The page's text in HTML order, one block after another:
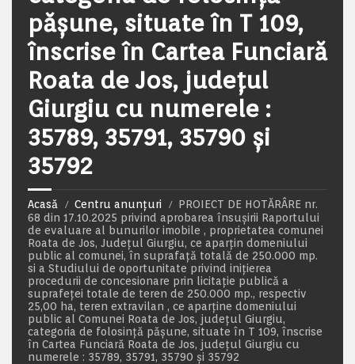
pășune, situate în T 109,
înscrise în Cartea Funciară
Roata de Jos, județul
Giurgiu cu numerele :
35789, 35791, 35790 și
35792
Acasă Centru anunțuri
PROIECT DE HOTĂRÂRE nr.
68 din 17.10.2025 privind aprobarea însușirii Raportului
de evaluare al bunurilor imobile , proprietatea comunei
Roata de Jos, Județul Giurgiu, ce aparțin domeniului
public al comunei, în suprafață totală de 250.000 mp.
si a Studiului de oportunitate privind inițierea
procedurii de concesionare prin licitaţie publică a
suprafeței totale de teren de 250.000 mp., respectiv
25,00 ha, teren extravilan , ce aparţine domeniului
public al Comunei Roata de Jos, județul Giurgiu,
categoria de folosință pășune, situate în T 109, înscrise
în Cartea Funciară Roata de Jos, județul Giurgiu cu
numerele : 35789, 35791, 35790 și 35792